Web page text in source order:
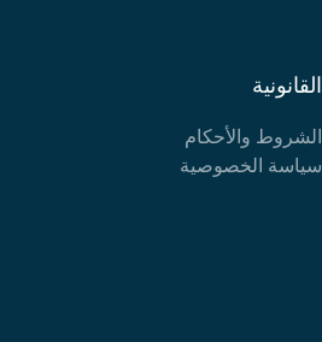
القانونية
الشروط والأحكام
سياسة الخصوصية